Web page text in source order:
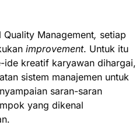
Quality Management, setiap
improvement. Untuk itu
ide kreatif karyawan dihargai,
sistem manajemen untuk
saran-saran
yang dikenal